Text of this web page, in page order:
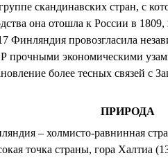
скандинавских стран, с
она отошла к России в
Финляндия провозгласила
прочными экономическими
более тесных связей
ПРИРОДА
– холмисто-равнинная
точка страны, гора Халтиа